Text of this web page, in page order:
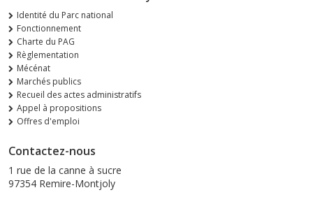
Identité du Parc national
Fonctionnement
Charte du PAG
Règlementation
Mécénat
Marchés publics
Recueil des actes administratifs
Appel à propositions
Offres d'emploi
Contactez-nous
1 rue de la canne à sucre
97354 Remire-Montjoly